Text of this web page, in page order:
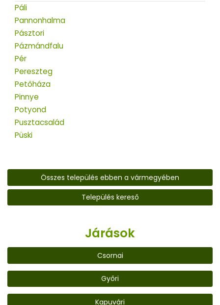
Páli
Pannonhalma
Pásztori
Pázmándfalu
Pér
Pereszteg
Petőháza
Pinnye
Potyond
Pusztacsalád
Püski
Összes település ebben a vármegyében
Település kereső
Járások
Csornai
Győri
Kapuvári